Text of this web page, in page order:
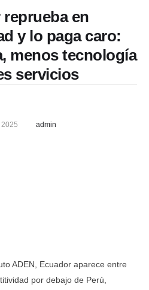
en
y lo paga caro:
menos tecnología
servicios
admin
ADEN, Ecuador aparece entre
por debajo de Perú,